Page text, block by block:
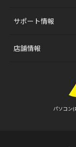
サポート情報
店舗情報
パソコン